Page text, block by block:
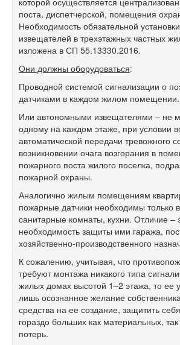
поста, диспетчерской, помещения
Необходимость обязательной
извещателей в трехэтажных частных
изложена в СП 55.13330.2016.
Они должны оборудоваться:
Проводной системой сигнализации о
датчиками в каждом жилом помещении.
Или автономными извещателями – не
одному на каждом этаже, при условии
автоматической передачи тревожного
возникновении очага возгорания в
пожарного поста жилого поселка,
пожарной охраны.
Аналогично жилым помещениям
пожарные датчики необходимы только
санитарные комнаты, кухни. Отличие –
необходимость защиты ими гаража,
хозяйственно-производственного
К сожалению, учитывая, что
требуют монтажа никакого типа
жилых домах высотой 1–2 этажа, то ее
лишь осознанное желание
средства на ее создание, защитить
гораздо больших как материальных,
потерь.